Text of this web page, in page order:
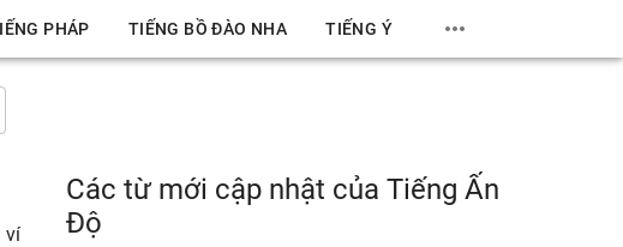
PHÁP TIẾNG BỒ ĐÀO NHA TIẾNG Ý
ví
Các từ mới cập nhật của Tiếng Ấn
Độ